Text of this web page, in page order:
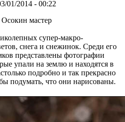
01/2014 - 00:22
мастер
супер-макро-
снега и снежинок. Среди его
представлены фотографии
упали на землю и находятся в
подробно и так прекрасно
подумать, что они нарисованы.